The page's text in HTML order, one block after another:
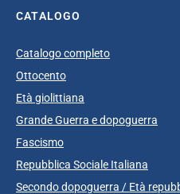
CATALOGO
Catalogo completo
Ottocento
Età giolittiana
Grande Guerra e dopoguerra
Fascismo
Repubblica Sociale Italiana
Secondo dopoguerra / Età